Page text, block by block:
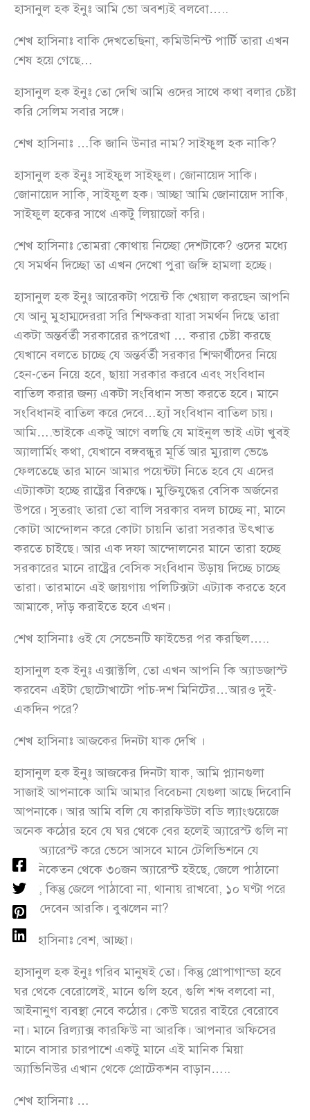
হাসানুল হক ইনুঃ আমি ভো অবশ্যই বলবো…..
শেখ হাসিনাঃ বাকি দেখতেছিনা, কমিউনিস্ট পার্টি তারা এখন
শেষ হয়ে গেছে…
হাসানুল হক ইনুঃ তো দেখি আমি ওদের সাথে কথা বলার চেষ্টা
করি সেলিম সবার সঙ্গে।
শেখ হাসিনাঃ …কি জানি উনার নাম? সাইফুল হক নাকি?
হাসানুল হক ইনুঃ সাইফুল সাইফুল। জোনায়েদ সাকি।
জোনায়েদ সাকি, সাইফুল হক। আচ্ছা আমি জোনায়েদ সাকি,
সাইফুল হকের সাথে একটু লিয়াজোঁ করি।
শেখ হাসিনাঃ তোমরা কোথায় নিচ্ছো দেশটাকে? ওদের মধ্যে
যে সমর্থন দিচ্ছো তা এখন দেখো পুরা জঙ্গি হামলা হচ্ছে।
হাসানুল হক ইনুঃ আরেকটা পয়েন্ট কি খেয়াল করছেন আপনি
যে আনু মুহাম্মদেররা সরি শিক্ষকরা যারা সমর্থন দিছে তারা
একটা অন্তর্বর্তী সরকারের রূপরেখা … করার চেষ্টা করছে
যেখানে বলতে চাচ্ছে যে অন্তর্বর্তী সরকার শিক্ষার্থীদের নিয়ে
হেন-তেন নিয়ে হবে, ছায়া সরকার করবে এবং সংবিধান
বাতিল করার জন্য একটা সংবিধান সভা করতে হবে। মানে
সংবিধানই বাতিল করে দেবে…হ্যাঁ সংবিধান বাতিল চায়।
আমি….ভাইকে একটু আগে বলছি যে মাইনুল ভাই এটা খুবই
অ্যালার্মিং কথা, যেখানে বঙ্গবন্ধুর মূর্তি আর ম্যুরাল ভেঙে
ফেলতেছে তার মানে আমার পয়েন্টটা নিতে হবে যে এদের
এট্যাকটা হচ্ছে রাষ্ট্রের বিরুদ্ধে। মুক্তিযুদ্ধের বেসিক অর্জনের
উপরে। সুতরাং তারা তো বালি সরকার বদল চাচ্ছে না, মানে
কোটা আন্দোলন করে কোটা চায়নি তারা সরকার উৎখাত
করতে চাইছে। আর এক দফা আন্দোলনের মানে তারা হচ্ছে
সরকারের মানে রাষ্ট্রের বেসিক সংবিধান উড়ায় দিচ্ছে চাচ্ছে
তারা। তারমানে এই জায়গায় পলিটিক্সটা এট্যাক করতে হবে
আমাকে, দাঁড় করাইতে হবে এখন।
শেখ হাসিনাঃ ওই যে সেভেনটি ফাইভের পর করছিল…..
হাসানুল হক ইনুঃ এক্সাক্টলি, তো এখন আপনি কি অ্যাডজাস্ট
করবেন এইটা ছোটোখাটো পাঁচ-দশ মিনিটের…আরও দুই-
একদিন পরে?
শেখ হাসিনাঃ আজকের দিনটা যাক দেখি ।
হাসানুল হক ইনুঃ আজকের দিনটা যাক, আমি প্ল্যানগুলা
সাজাই আপনাকে আমি আমার বিবেচনা যেগুলা আছে দিবোনি
আপনাকে। আর আমি বলি যে কারফিউটা বডি ল্যাংগুয়েজে
অনেক কঠোর হবে যে ঘর থেকে বের হলেই অ্যারেস্ট গুলি না
মানে অ্যারেস্ট করে ভেসে আসবে মানে টেলিভিশনে যে
শান্তিনিকেতন থেকে ৩০জন অ্যারেস্ট হইছে, জেলে পাঠানো
হইছে, কিন্তু জেলে পাঠাবো না, থানায় রাখবো, ১০ ঘণ্টা পরে
ছেড়ে দেবেন আরকি। বুঝলেন না?
শেখ হাসিনাঃ বেশ, আচ্ছা।
হাসানুল হক ইনুঃ গরিব মানুষই তো। কিন্তু প্রোপাগান্ডা হবে
ঘর থেকে বেরোলেই, মানে গুলি হবে, গুলি শব্দ বলবো না,
আইনানুগ ব্যবস্থা নেবে কঠোর। কেউ ঘরের বাইরে বেরোবে
না। মানে রিল্যাক্স কারফিউ না আরকি। আপনার অফিসের
মানে বাসার চারপাশে একটু মানে এই মানিক মিয়া
অ্যাভিনিউর এখান থেকে প্রোটেকশন বাড়ান…..
শেখ হাসিনাঃ …